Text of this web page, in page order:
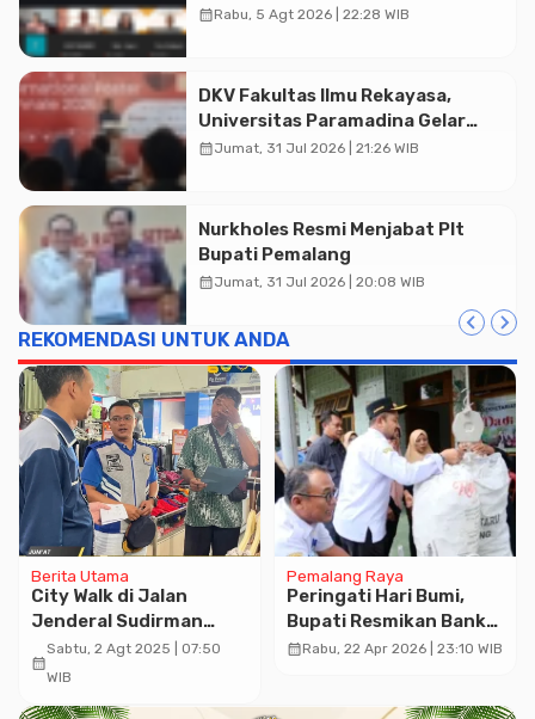
Temuan Diskusi Paramadina
calendar_monthRabu, 5 Agt 2026 | 22:28 WIB
DKV Fakultas Ilmu Rekayasa,
Universitas Paramadina Gelar
Diskusi Desain
calendar_monthJumat, 31 Jul 2026 | 21:26 WIB
Nurkholes Resmi Menjabat Plt
Bupati Pemalang
calendar_monthJumat, 31 Jul 2026 | 20:08 WIB
REKOMENDASI UNTUK ANDA
Berita Utama
City Walk di Jalan
Jenderal Sudirman
Akan Diberlakukan Satu
Arah, Ini yang Dilakukan
calendar_month
Sabtu, 2 Agt 2025 | 07:50
WIB
Pemalang Raya
Peringati Hari Bumi,
Bupati Resmikan Bank
Sampah di Desa
calendar_monthRabu, 22 Apr 2026 | 23:10 WIB